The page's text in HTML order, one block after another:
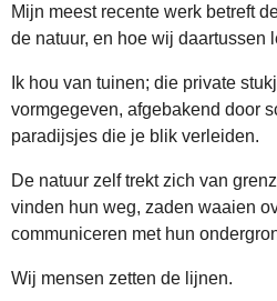
Mijn meest recente werk betreft
de natuur, en hoe wij daartussen
Ik hou van tuinen; die private
vormgegeven, afgebakend door
paradijsjes die je blik verleiden.
De natuur zelf trekt zich van
vinden hun weg, zaden waaien
communiceren met hun
Wij mensen zetten de lijnen.